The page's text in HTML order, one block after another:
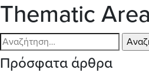
Thematic
Αναζήτηση
για:
Πρόσφατα άρθρα